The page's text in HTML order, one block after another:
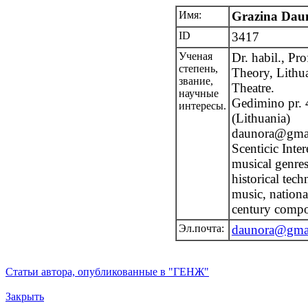
Имя: Grazina
ID 3417
Ученая
степень,
звание,
научные
интересы.
Dr. habil.,
Theory,
Theatre.
Gedimino pr.
(Lithuania)
Scenticic
musical
historical
music,
century
Эл.почта:
Статьи автора, опубликованные в "ГЕНЖ"
Закрыть